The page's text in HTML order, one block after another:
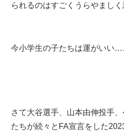
られるのはすごくうらやましく
今小学生の子たちは運がいい
さて大谷選手、山本由伸投手
たちが続々とFA宣言をした